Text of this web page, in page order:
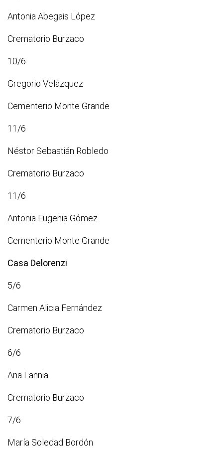
Antonia Abegais López
Crematorio Burzaco
10/6
Gregorio Velázquez
Cementerio Monte Grande
11/6
Néstor Sebastián Robledo
Crematorio Burzaco
11/6
Antonia Eugenia Gómez
Cementerio Monte Grande
Casa Delorenzi
5/6
Carmen Alicia Fernández
Crematorio Burzaco
6/6
Ana Lannia
Crematorio Burzaco
7/6
María Soledad Bordón